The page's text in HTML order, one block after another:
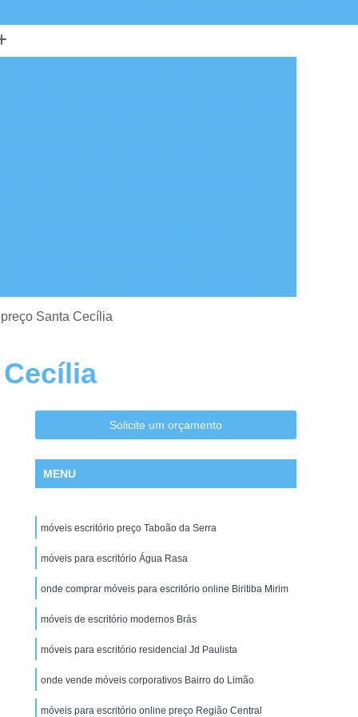
de Loja
Cadeira Escritório na Zona Leste
no Centro de SP
Cadeira para Escritório
em Promoção
Comprar Cadeira de Escritório
de Cadeiras de Escritório
Estofados de Cadeiras
Conserto de Poltrona
Manutenção de Cadeiras de Escritorio
Cadeira Giratoria
Estações para Escritórios
São Paulo
Estação de Escritório na Zona Norte
Estação de Escritório na Zona Sul
Santa Cecília
Solicite um orçamento
MENU
móveis escritório preço Taboão da Serra
móveis para escritório Água Rasa
onde comprar móveis para escritório online Biritiba Mirim
móveis de escritório modernos Brás
móveis para escritório residencial Jd Paulista
onde vende móveis corporativos Bairro do Limão
móveis para escritório online preço Região Central